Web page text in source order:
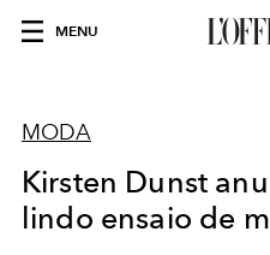
MENU
MODA
Kirsten Dunst
lindo ensaio de